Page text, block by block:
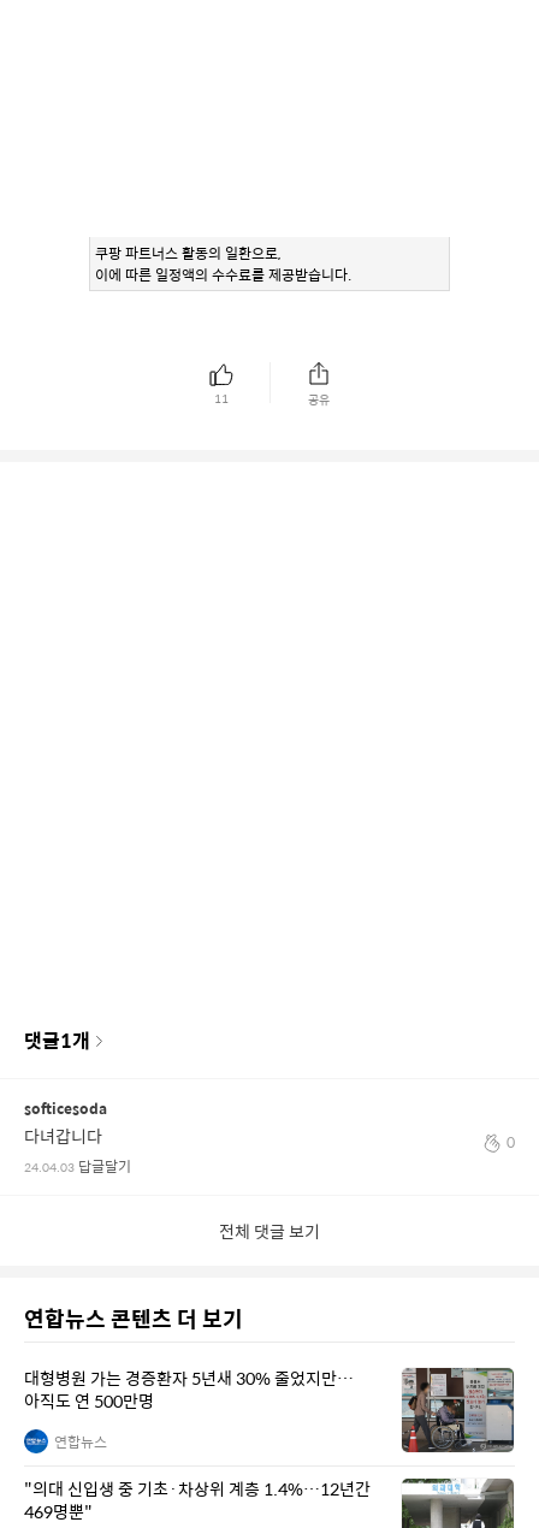
쿠팡 파트너스 활동의 일환으로,
이에 따른 일정액의 수수료를 제공받습니다.
11 공유
댓글1개
softicesoda
다녀갑니다
24.04.03 답글달기
0
전체 댓글 보기
연합뉴스 콘텐츠 더 보기
대형병원 가는 경증환자 5년새 30% 줄었지만…
아직도 연 500만명
연합뉴스
"의대 신입생 중 기초·차상위 계층 1.4%…12년간
469명뿐"